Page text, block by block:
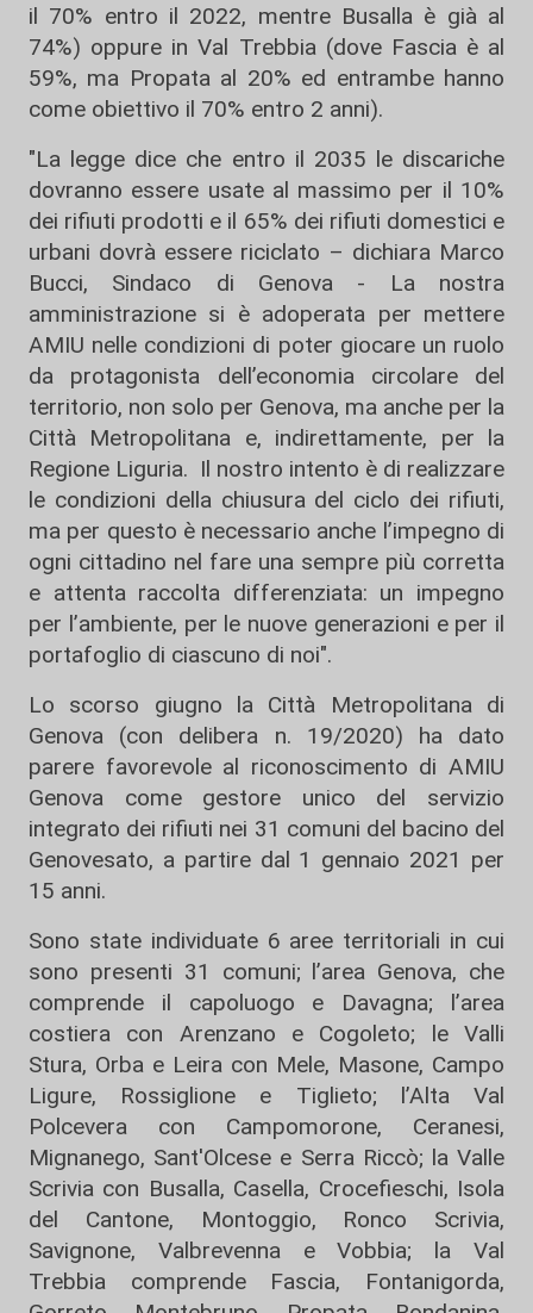
il 70% entro il 2022, mentre Busalla è già al
74%) oppure in Val Trebbia (dove Fascia è al
59%, ma Propata al 20% ed entrambe hanno
come obiettivo il 70% entro 2 anni).
"La legge dice che entro il 2035 le discariche
dovranno essere usate al massimo per il 10%
dei rifiuti prodotti e il 65% dei rifiuti domestici e
urbani dovrà essere riciclato – dichiara Marco
Bucci, Sindaco di Genova - La nostra
amministrazione si è adoperata per mettere
AMIU nelle condizioni di poter giocare un ruolo
da protagonista dell’economia circolare del
territorio, non solo per Genova, ma anche per la
Città Metropolitana e, indirettamente, per la
Regione Liguria. Il nostro intento è di realizzare
le condizioni della chiusura del ciclo dei rifiuti,
ma per questo è necessario anche l’impegno di
ogni cittadino nel fare una sempre più corretta
e attenta raccolta differenziata: un impegno
per l’ambiente, per le nuove generazioni e per il
portafoglio di ciascuno di noi".
Lo scorso giugno la Città Metropolitana di
Genova (con delibera n. 19/2020) ha dato
parere favorevole al riconoscimento di AMIU
Genova come gestore unico del servizio
integrato dei rifiuti nei 31 comuni del bacino del
Genovesato, a partire dal 1 gennaio 2021 per
15 anni.
Sono state individuate 6 aree territoriali in cui
sono presenti 31 comuni; l’area Genova, che
comprende il capoluogo e Davagna; l’area
costiera con Arenzano e Cogoleto; le Valli
Stura, Orba e Leira con Mele, Masone, Campo
Ligure, Rossiglione e Tiglieto; l’Alta Val
Polcevera con Campomorone, Ceranesi,
Mignanego, Sant'Olcese e Serra Riccò; la Valle
Scrivia con Busalla, Casella, Crocefieschi, Isola
del Cantone, Montoggio, Ronco Scrivia,
Savignone, Valbrevenna e Vobbia; la Val
Trebbia comprende Fascia, Fontanigorda,